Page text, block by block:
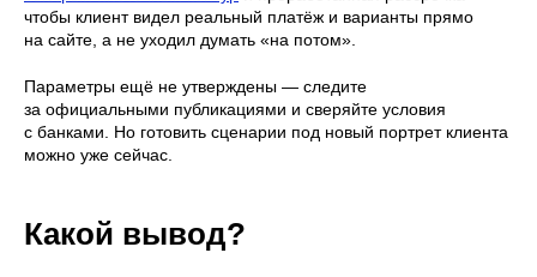
чтобы клиент видел реальный платёж и варианты прямо
на сайте, а не уходил думать «на потом».
Параметры ещё не утверждены — следите
за официальными публикациями и сверяйте условия
с банками. Но готовить сценарии под новый портрет клиента
можно уже сейчас.
Какой вывод?